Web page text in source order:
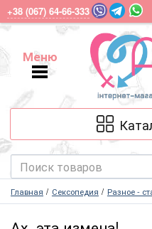
+38 (067) 64-66-333
Меню
Меню
Главная Сексопедия Разное -